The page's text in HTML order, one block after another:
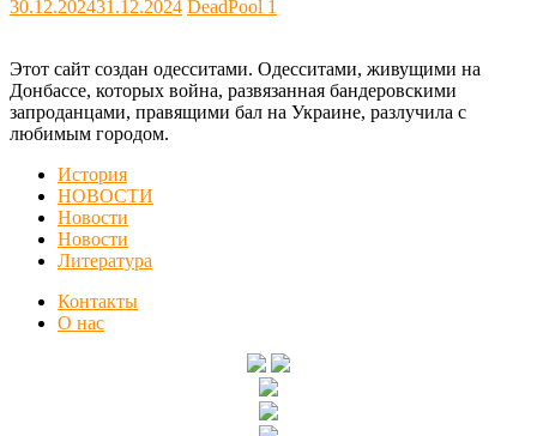
30.12.202431.12.2024 DeadPool 1
Этот сайт создан одесситами. Одесситами, живущими на
Донбассе, которых война, развязанная бандеровскими
запроданцами, правящими бал на Украине, разлучила с
любимым городом.
История
НОВОСТИ
Новости
Новости
Литература
Контакты
О нас